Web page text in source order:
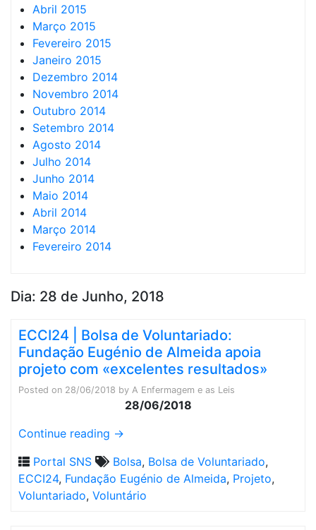
Abril 2015
Março 2015
Fevereiro 2015
Janeiro 2015
Dezembro 2014
Novembro 2014
Outubro 2014
Setembro 2014
Agosto 2014
Julho 2014
Junho 2014
Maio 2014
Abril 2014
Março 2014
Fevereiro 2014
Dia: 28 de Junho, 2018
ECCI24 | Bolsa de Voluntariado:
Fundação Eugénio de Almeida apoia
projeto com «excelentes resultados»
Posted on 28/06/2018 by A Enfermagem e as Leis
28/06/2018
Continue reading →
Portal SNS
Bolsa, Bolsa de Voluntariado,
ECCI24, Fundação Eugénio de Almeida, Projeto,
Voluntariado, Voluntário